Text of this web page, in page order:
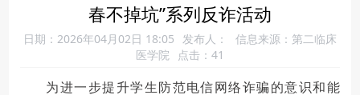
春不掉坑”系列反诈活动
日期：2026年04月02日 18:05 发布人：
信息来源：第二临床
医学院
点击： 41
为进一步提升学生防范电信网络诈骗的意识和能